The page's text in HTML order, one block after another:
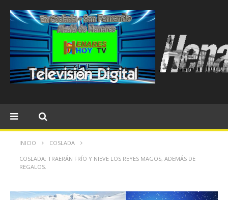
INICIO COSLADA
COSLADA: TRAERÁN FRÍO Y NIEVE LOS REYES MAGOS, ADEMÁS DE
REGALOS.